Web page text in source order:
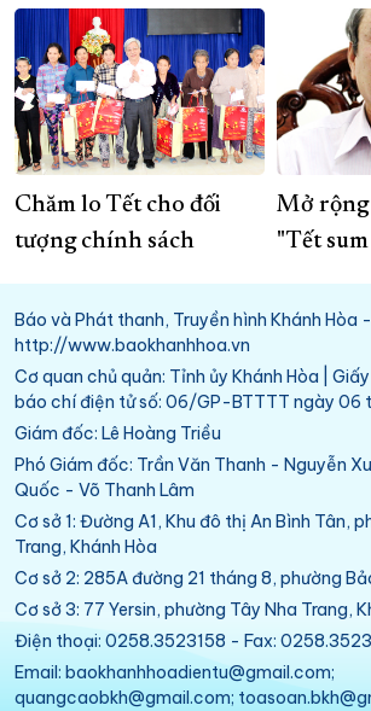
Chăm lo Tết cho đối
tượng chính sách
Mở
"Tết
Báo và Phát thanh, Truyền hình Khánh Hòa
http://www.baokhanhhoa.vn
Cơ quan chủ quản: Tỉnh ủy Khánh Hòa |
báo chí điện tử số: 06/GP-BTTTT ngày 06
Giám đốc: Lê Hoàng Triều
Phó Giám đốc: Trần Văn Thanh - Nguyễn
Quốc - Võ Thanh Lâm
Cơ sở 1: Đường A1, Khu đô thị An Bình Tân,
Trang, Khánh Hòa
Cơ sở 2: 285A đường 21 tháng 8, phường
Cơ sở 3: 77 Yersin, phường Tây Nha Trang,
Điện thoại: 0258.3523158 - Fax:
Email: baokhanhhoadientu@gmail.com;
quangcaobkh@gmail.com;